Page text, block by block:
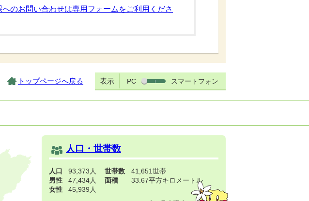
のお問い合わせは専用フォームをご利用くださ
トップページへ戻る 表示 PC スマートフォン
人口・世帯数
人口
93,373人
男性
47,434人
女性
45,939人
世帯数
41,651世帯
面積
33.67平方キロメートル